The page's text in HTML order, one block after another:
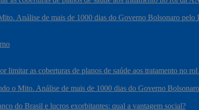
Análise de mais de 1000 dias do Governo Bolsonaro pelo
limitar as coberturas de planos de saúde aos tratamento no
o Mito. Análise de mais de 1000 dias do Governo
do Brasil e lucros exorbitantes: qual a vantagem social?